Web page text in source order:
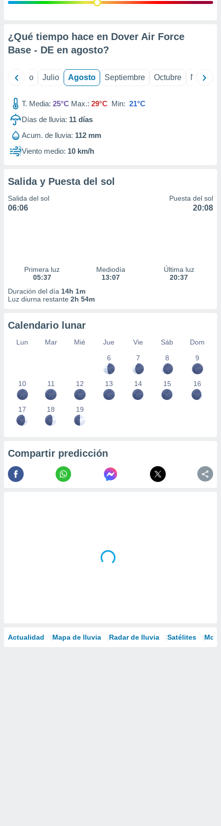
e
mediante
publicidad
de
1199
¿Qué tiempo hace en Dover Air Force
Base - DE en agosto?
Junio Julio Agosto Septiembre Octubre
T. Media: 25°C Max.: 29°C Min: 21°C
Días de lluvia: 11 días
Acum. de lluvia: 112 mm
Viento medio: 10 km/h
Salida y Puesta del sol
Salida del sol
06:06
Puesta del sol
20:08
Primera luz
05:37
Mediodía
13:07
Última luz
20:37
Duración del día 14h 1m
Luz diurna restante 2h 54m
Calendario lunar
Lun Mar Mié Jue Vie Sáb
Dom
6
7 8 9
10 11 12 13 14 15 16
17 18 19
Compartir predicción
Actualidad Mapa de lluvia Radar de lluvia Satélites